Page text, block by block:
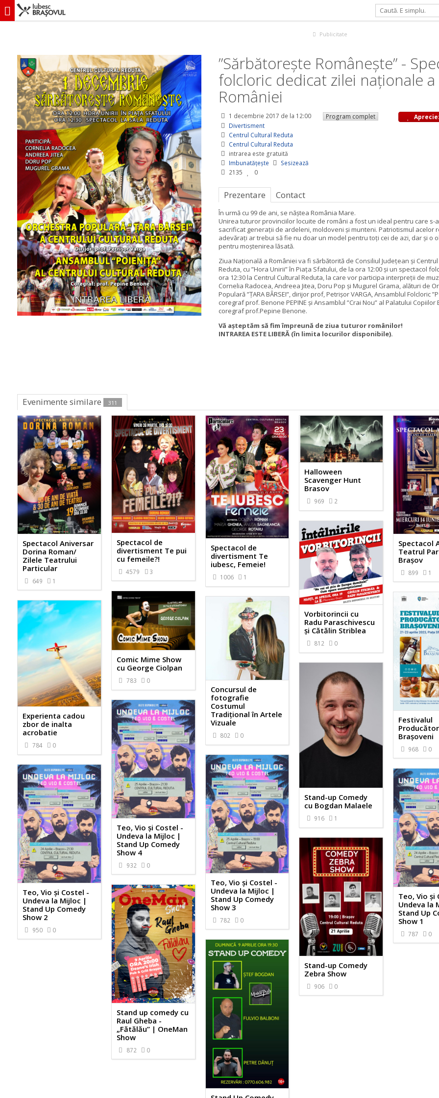
iubescbraşovul.ro ”Sărbătorește Românește” - Spectacol folcloric dedicat zilei naționale a României
Publicitate
”Sărbătorește Românește” -
folcloric dedicat zilei naționale a
României
1 decembrie 2017 de la 12:00
Program complet
Divertisment
Centrul Cultural Reduta
Centrul Cultural Reduta
intrarea este gratuită
Imbunatățește
Sesizează
2135
0
Prezentare Contact
În urmă cu 99 de ani, se năștea România Mare.
Unirea tuturor provinciilor locuite de români a fost un ideal pentru care s-
sacrificat generații de ardeleni, moldoveni și munteni. Patriotismul acelor
adevărați ar trebui să fie nu doar un model pentru toți cei de azi, dar și o
pentru moștenirea lăsată.
Ziua Națională a României va fi sărbătorită de Consiliul Județean și
Reduta, cu ”Hora Unirii” în Piața Sfatului, de la ora 12:00 și un spectacol
ora 12:30 la Centrul Cultural Reduta, la care vor participa interpreții de
Cornelia Radocea, Andreea Jitea, Doru Pop și Mugurel Grama, alături de
Populară ”ȚARA BÂRSEI”, dirijor prof, Petrișor VARGA, Ansamblul Folcloric
coregraf prof. Benone PEPINE și Ansamblul ”Crai Nou” al Palatului Copiilor
coregraf prof.Pepine Benone.
Vă așteptăm să fim împreună de ziua tuturor românilor!
INTRAREA ESTE LIBERĂ (în limita locurilor disponibile).
Evenimente similare 311
Spectacol Aniversar
Dorina Roman/
Zilele Teatrului
Particular
649 1
Spectacol de
divertisment Te pui
cu femeile?!
4579 3
Spectacol de
divertisment Te
iubesc, Femeie!
1006 1
Halloween
Scavenger Hunt
Brasov
969 2
Spectacol
Teatrul
Brașov
899 1
Vorbitorincii cu
Radu Paraschivescu
și Cătălin Striblea
812 0
Comic Mime Show
cu George Ciolpan
783 0
Festivalul
Brașoveni
968 0
Concursul de
fotografie
Costumul
Tradițional în Artele
Vizuale
802 0
Experienta cadou
zbor de inalta
acrobatie
784 0
Stand-up Comedy
cu Bogdan Malaele
916 1
Teo, Vio și Costel -
Undeva la Mijloc |
Stand Up Comedy
Show 4
932 0
Teo, Vio și Costel -
Undeva la Mijloc |
Stand Up Comedy
Show 3
782 0
Teo, Vio și Costel -
Undeva la Mijloc |
Stand Up Comedy
Show 2
950 0
Teo, Vio și
Undeva la
Stand Up
Show 1
787 0
Stand-up Comedy
Zebra Show
906 0
Stand up comedy cu
Raul Gheba -
„Fătălău” | OneMan
Show
872 0